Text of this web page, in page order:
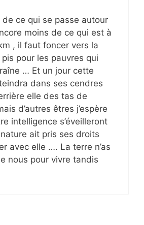
de ce qui se passe autour
moins de ce qui est à
, il faut foncer vers la
pour les pauvres qui
… Et un jour cette
dans ses cendres
elle des tas de
d’autres êtres j’espère
intelligence s’éveilleront
ait pris ses droits
avec elle …. La terre n’as
nous pour vivre tandis